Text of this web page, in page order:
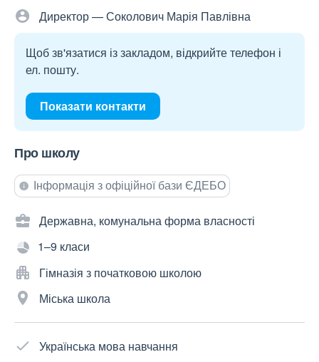
Директор — Соколович Марія Павлівна
Щоб зв'язатися із закладом, відкрийте телефон і
ел. пошту.
Показати контакти
Про школу
Інформація з офіційної бази ЄДЕБО
Державна, комунальна форма власності
1–9 класи
Гімназія з початковою школою
Міська школа
Українська мова навчання